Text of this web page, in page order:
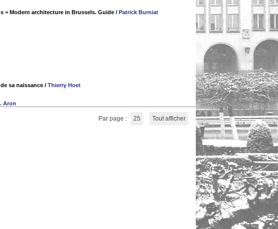
= Modern architecture in Brussels. Guide / Patrick Burniat
sa naissance / Thierry Hoet
Aron
Par page : 25 Tout afficher